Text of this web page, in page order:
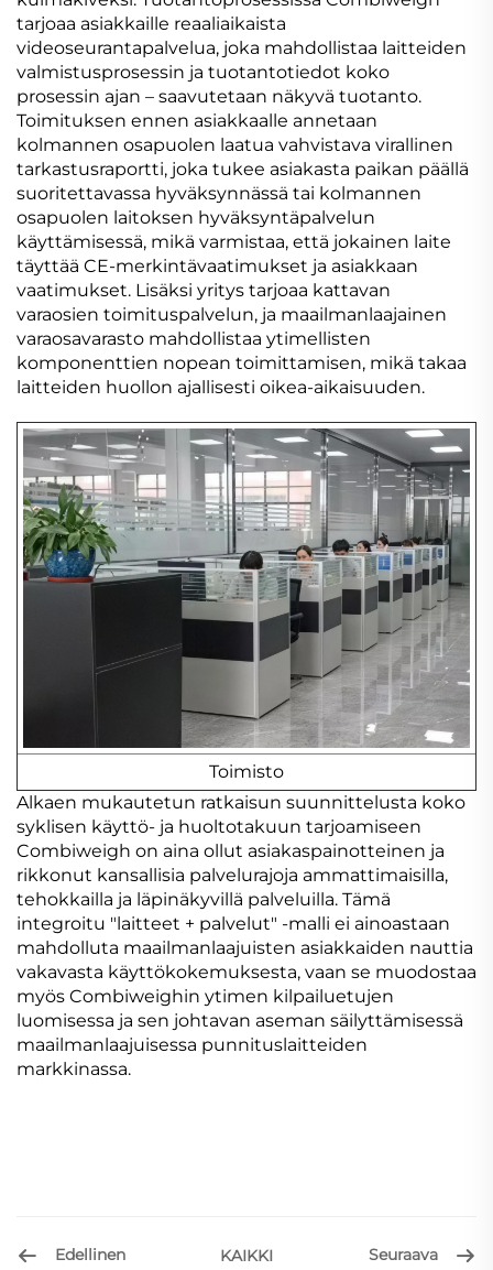
tarjoaa asiakkaille reaaliaikaista
videoseurantapalvelua, joka mahdollistaa laitteiden
valmistusprosessin ja tuotantotiedot koko
prosessin ajan – saavutetaan näkyvä tuotanto.
Toimituksen ennen asiakkaalle annetaan
kolmannen osapuolen laatua vahvistava virallinen
tarkastusraportti, joka tukee asiakasta paikan päällä
suoritettavassa hyväksynnässä tai kolmannen
osapuolen laitoksen hyväksyntäpalvelun
käyttämisessä, mikä varmistaa, että jokainen laite
täyttää CE-merkintävaatimukset ja asiakkaan
vaatimukset. Lisäksi yritys tarjoaa kattavan
varaosien toimituspalvelun, ja maailmanlaajainen
varaosavarasto mahdollistaa ytimellisten
komponenttien nopean toimittamisen, mikä takaa
laitteiden huollon ajallisesti oikea-aikaisuuden.
Toimisto
Alkaen mukautetun ratkaisun suunnittelusta koko
syklisen käyttö- ja huoltotakuun tarjoamiseen
Combiweigh on aina ollut asiakaspainotteinen ja
rikkonut kansallisia palvelurajoja ammattimaisilla,
tehokkailla ja läpinäkyvillä palveluilla. Tämä
integroitu "laitteet + palvelut" -malli ei ainoastaan
mahdolluta maailmanlaajuisten asiakkaiden nauttia
vakavasta käyttökokemuksesta, vaan se muodostaa
myös Combiweighin ytimen kilpailuetujen
luomisessa ja sen johtavan aseman säilyttämisessä
maailmanlaajuisessa punnituslaitteiden
markkinassa.
Edellinen KAIKKI Seuraava